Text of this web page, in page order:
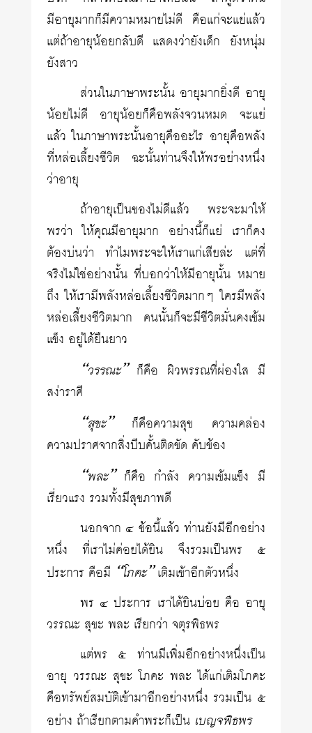
มีอายุมากก็มีความหมายไม่ดี คือแก่จะแย่แล้ว
แต่ถ้าอายุน้อยกลับดี แสดงว่ายังเด็ก ยังหนุ่ม
ยังสาว
ส่วนในภาษาพระนั้น อายุมากยิ่งดี อายุ
น้อยไม่ดี อายุน้อยก็คือพลังจวนหมด จะแย่
แล้ว ในภาษาพระนั้นอายุคืออะไร อายุคือพลัง
ที่หล่อเลี้ยงชีวิต ฉะนั้นท่านจึงให้พรอย่างหนึ่ง
ว่าอายุ
ถ้าอายุเป็นของไม่ดีแล้ว พระจะมาให้
พรว่า ให้คุณมีอายุมาก อย่างนี้ก็แย่ เราก็คง
ต้องบ่นว่า ทำไมพระจะให้เราแก่เสียล่ะ แต่ที่
จริงไม่ใช่อย่างนั้น ที่บอกว่าให้มีอายุนั้น หมาย
ถึง ให้เรามีพลังหล่อเลี้ยงชีวิตมากๆ ใครมีพลัง
หล่อเลี้ยงชีวิตมาก คนนั้นก็จะมีชีวิตมั่นคงเข้ม
แข็ง อยู่ได้ยืนยาว
“วรรณะ”ก็คือ ผิวพรรณที่ผ่องใส มี
สง่าราศี
“สุขะ”ก็คือความสุข ความคล่อง
ความปราศจากสิ่งบีบคั้นติดขัด คับข้อง
“พละ”ก็คือ กำลัง ความเข้มแข็ง มี
เรี่ยวแรง รวมทั้งมีสุขภาพดี
นอกจาก ๔ ข้อนี้แล้ว ท่านยังมีอีกอย่าง
หนึ่ง ที่เราไม่ค่อยได้ยิน จึงรวมเป็นพร ๕
ประการ คือมี “โภคะ”เติมเข้าอีกตัวหนึ่ง
พร ๔ ประการ เราได้ยินบ่อย คือ อายุ
วรรณะ สุขะ พละ เรียกว่า จตุรพิธพร
แต่พร ๕ ท่านมีเพิ่มอีกอย่างหนึ่งเป็น
อายุ วรรณะ สุขะ โภคะ พละ ได้แก่เติมโภคะ
คือทรัพย์สมบัติเข้ามาอีกอย่างหนึ่ง รวมเป็น ๕
อย่าง ถ้าเรียกตามคำพระก็เป็น เบญจพิธพร